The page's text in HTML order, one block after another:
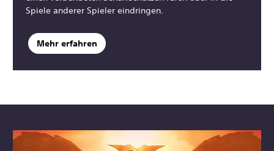
Spiele anderer Spieler eindringen.
Mehr erfahren